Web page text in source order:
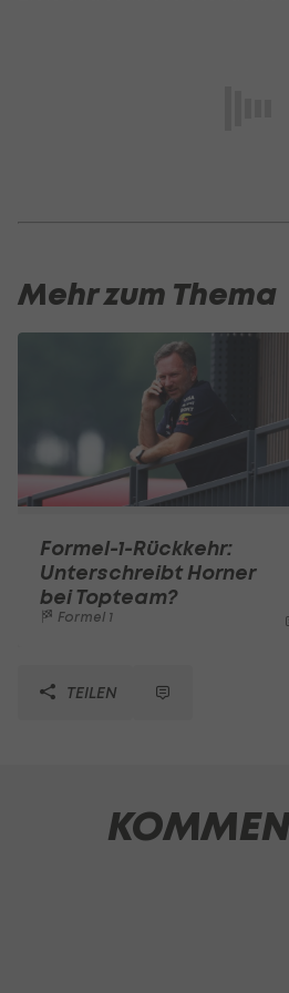
Mehr zum Thema
Formel-1-Rückkehr:
Unterschreibt Horner
bei Topteam?
Formel 1
TEILEN